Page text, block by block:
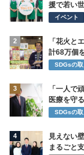
援で若い
イベント
2
「花火と
計68万個
SDGsの
3
「一人で
医療を守
SDGsの
4
見えない
まるごと